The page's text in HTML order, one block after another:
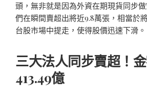
頭，無非就是因為外資在期現貨同步
們在瞬間賣超出將近9.8萬張，相當於
台股市場中提走，使得股價迅速下滑。
三大法人同步賣超！
413.49億